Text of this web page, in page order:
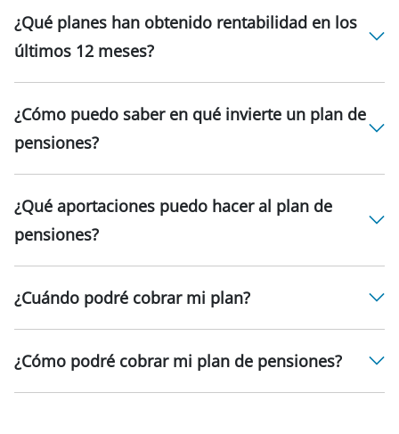
¿Qué planes han obtenido rentabilidad en los
últimos 12 meses?
¿Cómo puedo saber en qué invierte un plan de
pensiones?
¿Qué aportaciones puedo hacer al plan de
pensiones?
¿Cuándo podré cobrar mi plan?
¿Cómo podré cobrar mi plan de pensiones?